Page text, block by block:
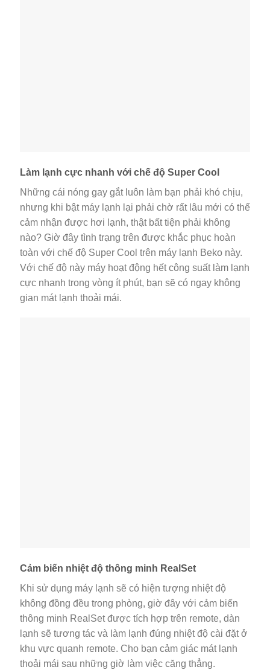
Làm lạnh cực nhanh với chế độ Super Cool
Những cái nóng gay gắt luôn làm bạn phải khó chịu,
nhưng khi bật máy lạnh lại phải chờ rất lâu mới có thể
cảm nhận được hơi lạnh, thật bất tiện phải không
nào? Giờ đây tình trạng trên được khắc phục hoàn
toàn với chế độ Super Cool trên máy lạnh Beko này.
Với chế độ này máy hoạt động hết công suất làm lạnh
cực nhanh trong vòng ít phút, bạn sẽ có ngay không
gian mát lạnh thoải mái.
Cảm biến nhiệt độ thông minh RealSet
Khi sử dụng máy lạnh sẽ có hiện tượng nhiệt độ
không đồng đều trong phòng, giờ đây với cảm biến
thông minh RealSet được tích hợp trên remote, dàn
lạnh sẽ tương tác và làm lạnh đúng nhiệt độ cài đặt ở
khu vực quanh remote. Cho bạn cảm giác mát lạnh
thoải mái sau những giờ làm việc căng thẳng.